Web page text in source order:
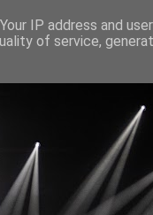
IP address and
of service,